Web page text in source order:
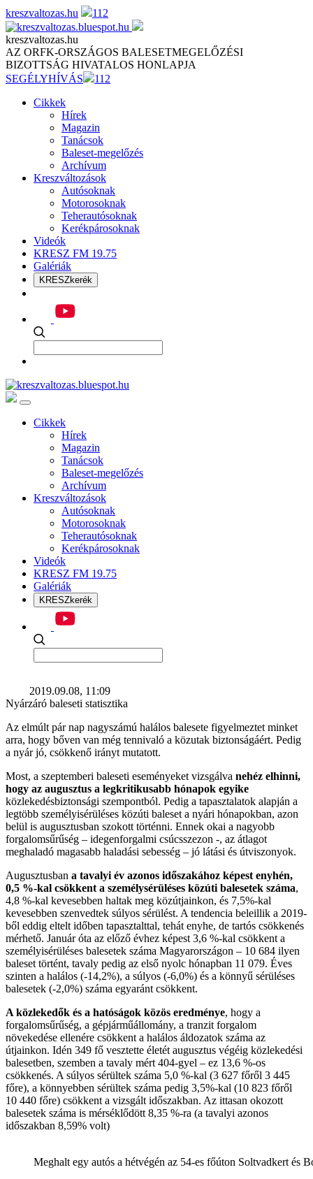
Skip
to
content
kreszvaltozas.hu 112
kreszvaltozas.hu
AZ ORFK-ORSZÁGOS BALESETMEGELŐZÉSI
BIZOTTSÁG HIVATALOS HONLAPJA
SEGÉLYHÍVÁS
112
Cikkek
Hírek
Magazin
Tanácsok
Baleset-megelőzés
Archívum
Kreszváltozások
Autósoknak
Motorosoknak
Teherautósoknak
Kerékpárosoknak
Videók
KRESZ FM 19.75
Galériák
KRESZkerék
Cikkek
Hírek
Magazin
Tanácsok
Baleset-megelőzés
Archívum
Kreszváltozások
Autósoknak
Motorosoknak
Teherautósoknak
Kerékpárosoknak
Videók
KRESZ FM 19.75
Galériák
KRESZkerék
2019.09.08, 11:09
Nyárzáró baleseti statisztika
Az elmúlt pár nap nagyszámú halálos balesete figyelmeztet minket
arra, hogy bőven van még tennivaló a közutak biztonságáért. Pedig
a nyár jó, csökkenő irányt mutatott.
Most, a szeptemberi baleseti eseményeket vizsgálva nehéz elhinni,
hogy az augusztus a legkritikusabb hónapok egyike
közlekedésbiztonsági szempontból. Pedig a tapasztalatok alapján a
legtöbb személyisérüléses közúti baleset a nyári hónapokban, azon
belül is augusztusban szokott történni. Ennek okai a nagyobb
forgalomsűrűség – idegenforgalmi csúcsszezon -, az átlagot
meghaladó magasabb haladási sebesség – jó látási és útviszonyok.
Augusztusban a tavalyi év azonos időszakához képest enyhén,
0,5 %-kal csökkent a személysérüléses közúti balesetek száma,
4,8 %-kal kevesebben haltak meg közútjainkon, és 7,5%-kal
kevesebben szenvedtek súlyos sérülést. A tendencia beleillik a 2019-
ből eddig eltelt időben tapasztalttal, tehát enyhe, de tartós csökkenés
mérhető. Január óta az előző évhez képest 3,6 %-kal csökkent a
személyisérüléses balesetek száma Magyarországon – 10 684 ilyen
baleset történt, tavaly pedig az első nyolc hónapban 11 079. Éves
szinten a halálos (-14,2%), a súlyos (-6,0%) és a könnyű sérüléses
balesetek (-2,0%) száma egyaránt csökkent.
A közlekedők és a hatóságok közös eredménye, hogy a
forgalomsűrűség, a gépjárműállomány, a tranzit forgalom
növekedése ellenére csökkent a halálos áldozatok száma az
útjainkon. Idén 349 fő vesztette életét augusztus végéig közlekedési
balesetben, szemben a tavaly mért 404-gyel – ez 13,6 %-os
csökkenés. A súlyos sérültek száma 5,0 %-kal (3 627 főről 3 445
főre), a könnyebben sérültek száma pedig 3,5%-kal (10 823 főről
10 440 főre) csökkent a vizsgált időszakban. Az ittasan okozott
balesetek száma is mérséklődött 8,35 %-ra (a tavalyi azonos
időszakban 8,59% volt)
Meghalt egy autós a hétvégén az 54-es főúton Soltvadkert és